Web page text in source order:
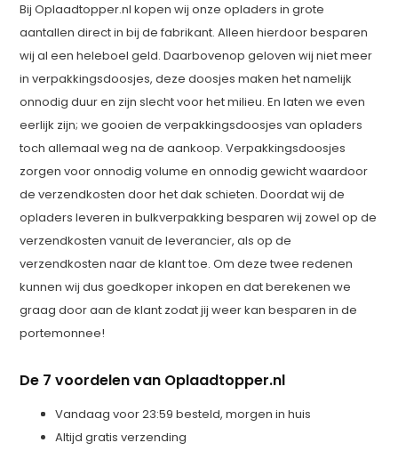
Bij Oplaadtopper.nl kopen wij onze opladers in grote
aantallen direct in bij de fabrikant. Alleen hierdoor besparen
wij al een heleboel geld. Daarbovenop geloven wij niet meer
in verpakkingsdoosjes, deze doosjes maken het namelijk
onnodig duur en zijn slecht voor het milieu. En laten we even
eerlijk zijn; we gooien de verpakkingsdoosjes van opladers
toch allemaal weg na de aankoop. Verpakkingsdoosjes
zorgen voor onnodig volume en onnodig gewicht waardoor
de verzendkosten door het dak schieten. Doordat wij de
opladers leveren in bulkverpakking besparen wij zowel op de
verzendkosten vanuit de leverancier, als op de
verzendkosten naar de klant toe. Om deze twee redenen
kunnen wij dus goedkoper inkopen en dat berekenen we
graag door aan de klant zodat jij weer kan besparen in de
portemonnee!
De 7 voordelen van Oplaadtopper.nl
Vandaag voor 23:59 besteld, morgen in huis
Altijd gratis verzending